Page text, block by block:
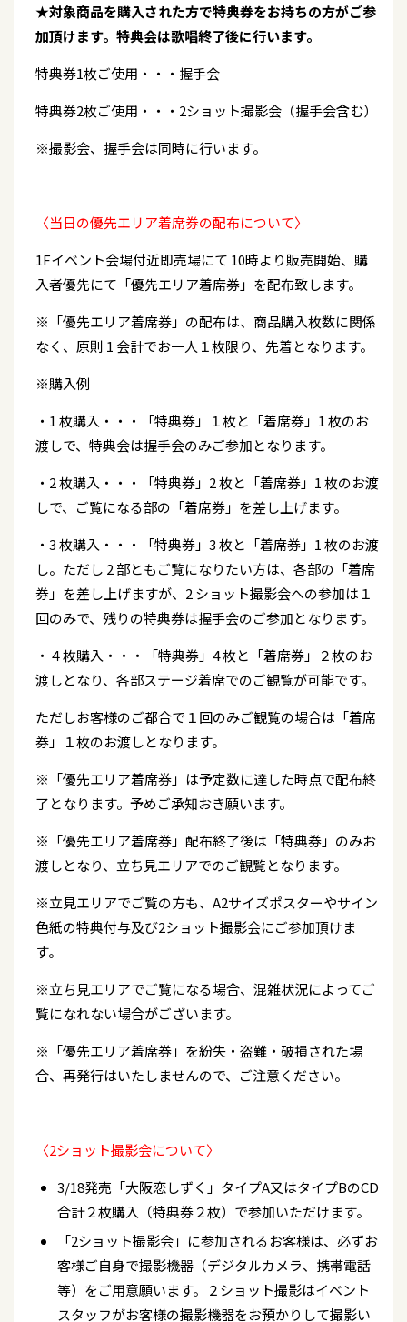
★対象商品を購入された方で特典券をお持ちの方がご参
加頂けます。特典会は歌唱終了後に行います。
特典券1枚ご使用・・・握手会
特典券2枚ご使用・・・2ショット撮影会（握手会含む）
※撮影会、握手会は同時に行います。
〈当日の優先エリア着席券の配布について〉
1Fイベント会場付近即売場にて 10時より販売開始、購
入者優先にて「優先エリア着席券」を配布致します。
※「優先エリア着席券」の配布は、商品購入枚数に関係
なく、原則 1 会計でお一人１枚限り、先着となります。
※購入例
・1 枚購入・・・「特典券」１枚と「着席券」1 枚のお
渡しで、特典会は握手会のみご参加となります。
・2 枚購入・・・「特典券」2 枚と「着席券」1 枚のお渡
しで、ご覧になる部の「着席券」を差し上げます。
・3 枚購入・・・「特典券」3 枚と「着席券」1 枚のお渡
し。ただし 2 部ともご覧になりたい方は、各部の「着席
券」を差し上げますが、2 ショット撮影会への参加は１
回のみで、残りの特典券は握手会のご参加となります。
・４枚購入・・・「特典券」4 枚と「着席券」２枚のお
渡しとなり、各部ステージ着席でのご観覧が可能です。
ただしお客様のご都合で１回のみご観覧の場合は「着席
券」１枚のお渡しとなります。
※「優先エリア着席券」は予定数に達した時点で配布終
了となります。予めご承知おき願います。
※「優先エリア着席券」配布終了後は「特典券」のみお
渡しとなり、立ち見エリアでのご観覧となります。
※立見エリアでご覧の方も、A2サイズポスターやサイン
色紙の特典付与及び2ショット撮影会にご参加頂けま
す。
※立ち見エリアでご覧になる場合、混雑状況によってご
覧になれない場合がございます。
※「優先エリア着席券」を紛失・盗難・破損された場
合、再発行はいたしませんので、ご注意ください。
〈2ショット撮影会について〉
3/18発売「大阪恋しずく」タイプA又はタイプBのCD
合計２枚購入（特典券２枚）で参加いただけます。
「2ショット撮影会」に参加されるお客様は、必ずお
客様ご自身で撮影機器（デジタルカメラ、携帯電話
等）をご用意願います。２ショット撮影はイベント
スタッフがお客様の撮影機器をお預かりして撮影い